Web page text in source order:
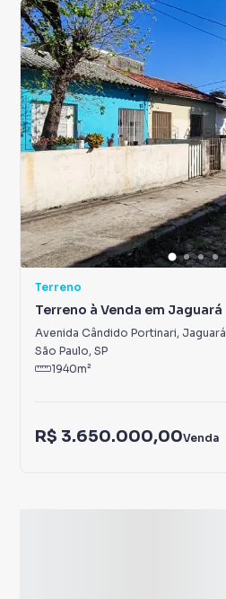
Terreno
Terreno à Venda em Jaguará
Avenida Cândido Portinari, Jaguará
São Paulo, SP
1940m²
R$ 3.650.000,00Venda